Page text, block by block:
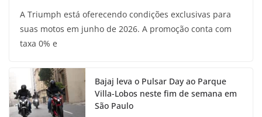
A Triumph está oferecendo condições exclusivas para
suas motos em junho de 2026. A promoção conta com
taxa 0% e
Bajaj leva o Pulsar Day ao Parque
Villa-Lobos neste fim de semana em
São Paulo